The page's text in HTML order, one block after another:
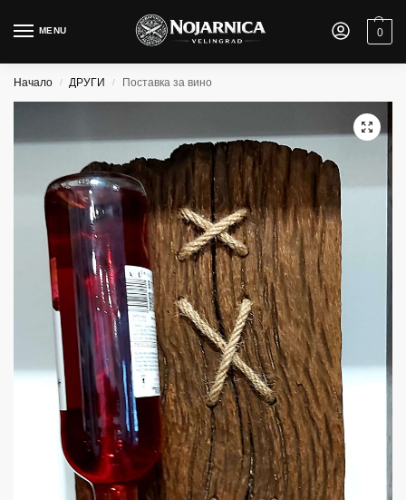
MENU 0
Начало / ДРУГИ / Поставка за вино